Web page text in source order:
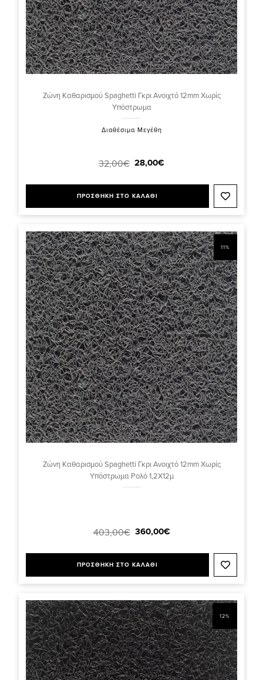
Ζώνη Καθαρισμού Spaghetti Γκρι Ανοιχτό 12mm Χωρίς
Υπόστρωμα
Διαθέσιμα Μεγέθη
32,00€ 28,00€
ΠΡΟΣΘΗΚΗ ΣΤΟ ΚΑΛΑΘΙ
11%
Ζώνη Καθαρισμού Spaghetti Γκρι Ανοιχτό 12mm Χωρίς
Υπόστρωμα Ρολό 1,2Χ12μ
403,00€ 360,00€
ΠΡΟΣΘΗΚΗ ΣΤΟ ΚΑΛΑΘΙ
12%